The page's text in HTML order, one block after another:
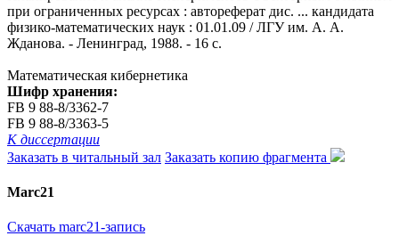
при ограниченных ресурсах : автореферат дис. ... кандидата
физико-математических наук : 01.01.09 / ЛГУ им. А. А.
Жданова. - Ленинград, 1988. - 16 с.
Математическая кибернетика
Шифр хранения:
FB 9 88-8/3362-7
FB 9 88-8/3363-5
К диссертации
Заказать в читальный зал Заказать копию фрагмента
Marc21
Скачать marc21-запись